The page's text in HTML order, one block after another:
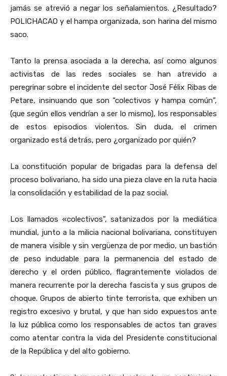
jamás se atrevió a negar los señalamientos. ¿Resultado?
POLICHACAO y el hampa organizada, son harina del mismo
saco.
Tanto la prensa asociada a la derecha, así como algunos
activistas de las redes sociales se han atrevido a
peregrinar sobre el incidente del sector José Félix Ribas de
Petare, insinuando que son “colectivos y hampa común”,
(que según ellos vendrían a ser lo mismo), los responsables
de estos episodios violentos. Sin duda, el crimen
organizado está detrás, pero ¿organizado por quién?
La constitución popular de brigadas para la defensa del
proceso bolivariano, ha sido una pieza clave en la ruta hacia
la consolidación y estabilidad de la paz social.
Los llamados «colectivos”, satanizados por la mediática
mundial, junto a la milicia nacional bolivariana, constituyen
de manera visible y sin vergüenza de por medio, un bastión
de peso indudable para la permanencia del estado de
derecho y el orden público, flagrantemente violados de
manera recurrente por la derecha fascista y sus grupos de
choque. Grupos de abierto tinte terrorista, que exhiben un
registro excesivo y brutal, y que han sido expuestos ante
la luz pública como los responsables de actos tan graves
como atentar contra la vida del Presidente constitucional
de la República y del alto gobierno.